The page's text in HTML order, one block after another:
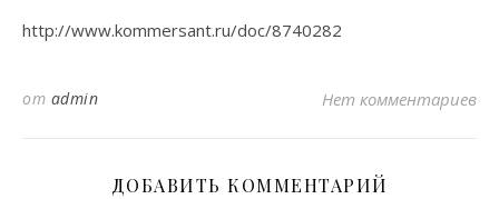
http://www.kommersant.ru/doc/8740282
от admin Нет комментариев
ДОБАВИТЬ КОММЕНТАРИЙ